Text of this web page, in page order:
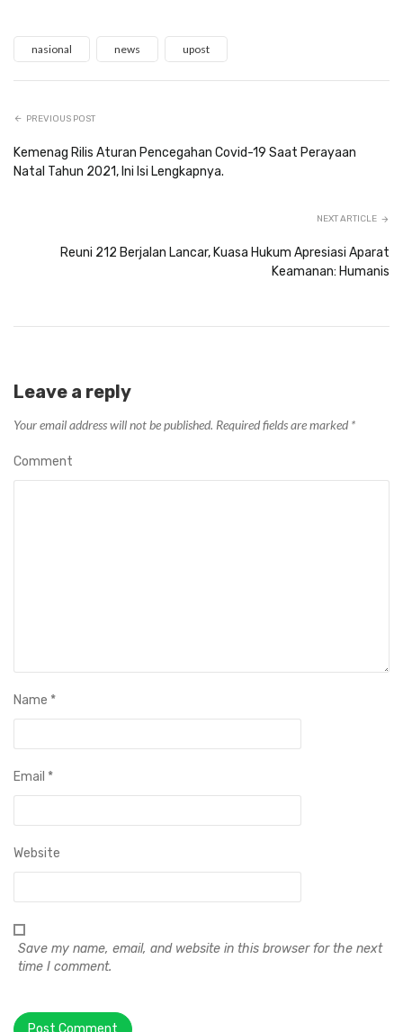
nasional news upost
PREVIOUS POST
Kemenag Rilis Aturan Pencegahan Covid-19 Saat Perayaan
Natal Tahun 2021, Ini Isi Lengkapnya.
NEXT ARTICLE
Reuni 212 Berjalan Lancar, Kuasa Hukum Apresiasi Aparat
Keamanan: Humanis
Leave a reply
Your email address will not be published. Required fields are marked *
Comment
Name *
Email *
Website
Save my name, email, and website in this browser for the next
time I comment.